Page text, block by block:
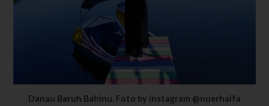
Danau Baruh Bahinu. Foto by instagram @nuerhaifa